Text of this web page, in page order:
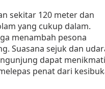
sekitar 120 meter dan
yang cukup dalam.
menambah pesona
Suasana sejuk dan
dapat menikmati
penat dari